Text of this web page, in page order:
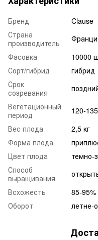
Бренд
Clause
Страна
производитель
Фасовка
10000
Сорт/гибрид
гибрид
Срок
созревания
Вегетационный
период
120-
Вес плода
2,5 кг
Форма плода
Цвет плода
темно-
Способ
выращивания
Всхожесть
85-95%
Оборот
летне-